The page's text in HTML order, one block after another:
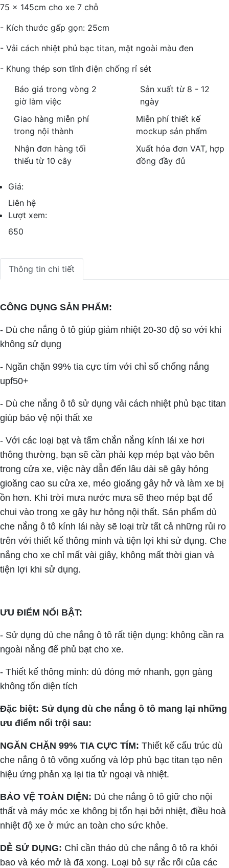
75 x 145cm cho xe 7 chỗ
- Kích thước gấp gọn: 25cm
- Vải cách nhiệt phủ bạc titan, mặt ngoài màu đen
- Khung thép sơn tĩnh điện chống rỉ sét
Báo giá trong vòng 2
giờ làm việc
Sản xuất từ 8 - 12
ngày
Giao hàng miễn phí
trong nội thành
Miễn phí thiết kế
mockup sản phẩm
Nhận đơn hàng tối
thiểu từ 10 cây
Xuất hóa đơn VAT, hợp
đồng đầy đủ
Giá:
Liên hệ
Lượt xem:
650
Thông tin chi tiết
CÔNG DỤNG SẢN PHẨM:
- Dù che nắng ô tô giúp giảm nhiệt 20-30 độ so với khi
không sử dụng
- Ngăn chặn 99% tia cực tím với chỉ số chống nắng
upf50+
- Dù che nắng ô tô sử dụng vải cách nhiệt phủ bạc titan
giúp bảo vệ nội thất xe
- Với các loại bạt và tấm chắn nắng kính lái xe hơi
thông thường, bạn sẽ cần phải kẹp mép bạt vào bên
trong cửa xe, việc này dẫn đến lâu dài sẽ gây hỏng
gioăng cao su cửa xe, méo gioăng gây hở và làm xe bị
ồn hơn. Khi trời mưa nước mưa sẽ theo mép bạt để
chui vào trong xe gây hư hỏng nội thất. Sản phẩm dù
che nắng ô tô kính lái này sẽ loại trừ tất cả những rủi ro
trên với thiết kế thông minh và tiện lợi khi sử dụng. Che
nắng cho xe chỉ mất vài giây, không mất thời gian và
tiện lợi khi sử dụng.
ƯU ĐIỂM NỔI BẬT:
- Sử dụng dù che nắng ô tô rất tiện dụng: không cần ra
ngoài nắng để phủ bạt cho xe.
- Thiết kế thông minh: dù đóng mở nhanh, gọn gàng
không tốn diện tích
Đặc biệt: Sử dụng dù che nắng ô tô mang lại những
ưu điểm nổi trội sau:
NGĂN CHẶN 99% TIA CỰC TÍM: Thiết kế cấu trúc dù
che nắng ô tô võng xuống và lớp phủ bạc titan tạo nên
hiệu ứng phản xạ lại tia tử ngoại và nhiệt.
BẢO VỆ TOÀN DIỆN: Dù che nắng ô tô giữ cho nội
thất và máy móc xe không bị tổn hại bởi nhiệt, điều hoà
nhiệt độ xe ở mức an toàn cho sức khỏe.
DỄ SỬ DỤNG: Chỉ cần tháo dù che nắng ô tô ra khỏi
bao và kéo mở là đã xong. Loại bỏ sự rắc rối của các